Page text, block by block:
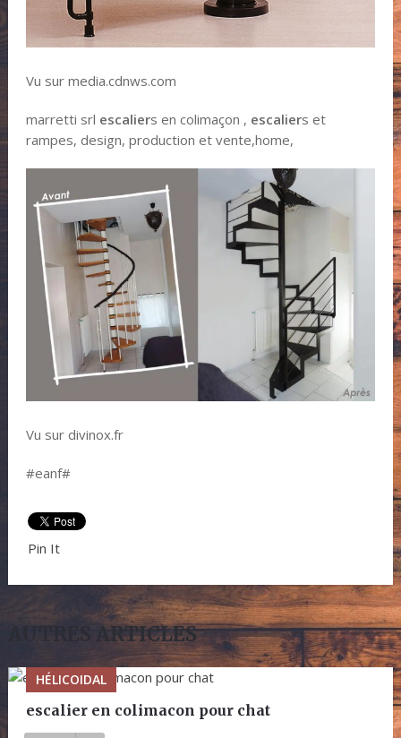
Vu sur media.cdnws.com
marretti srl escaliers en colimaçon , escaliers et
rampes, design, production et vente,home,
Vu sur divinox.fr
#eanf#
Pin It
AUTRES ARTICLES
HÉLICOIDAL
escalier en colimacon pour chat